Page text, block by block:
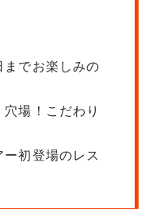
でお楽しみの
場！こだわり
初登場のレス